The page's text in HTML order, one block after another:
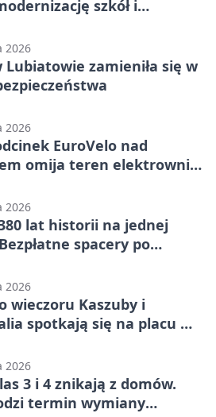
szkół i
2026
Lubiatowie zamieniła się w
2026
EuroVelo nad
omija teren elektrowni
2026
lat historii na jednej
spacery po
2026
wieczoru Kaszuby i
spotkają się na placu w
2026
3 i 4 znikają z domów.
termin wymiany